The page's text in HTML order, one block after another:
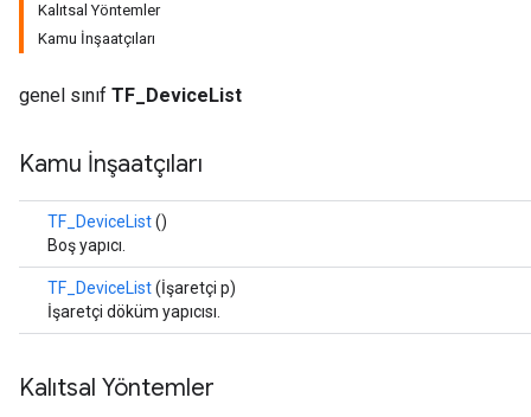
Kalıtsal Yöntemler
Kamu İnşaatçıları
genel sınıf TF_DeviceList
Kamu İnşaatçıları
TF_DeviceList()
Boş yapıcı.
TF_DeviceList(İşaretçi p)
İşaretçi döküm yapıcısı.
Kalıtsal Yöntemler